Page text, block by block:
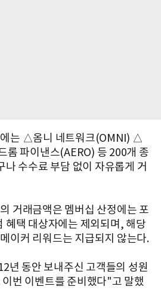
에는 △옴니 네트워크(OMNI) △
파이낸스(AERO) 등 200개 종
나 수수료 부담 없이 자유롭게 거
거래금액은 멤버십 산정에는 포
혜택 대상자에는 제외되며, 해당
이커 리워드는 지급되지 않는다.
년 동안 보내주신 고객들의 성원
번 이벤트를 준비했다"고 말했